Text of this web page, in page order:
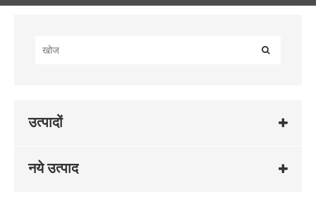
उत्पादों
नये उत्पाद